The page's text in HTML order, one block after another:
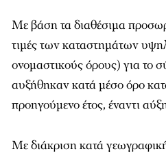
Με βάση τα διαθέσιμα
τιμές των καταστημάτων
ονομαστικούς όρους) για το
αυξήθηκαν κατά μέσο όρο
προηγούμενο έτος, έναντι
Με διάκριση κατά